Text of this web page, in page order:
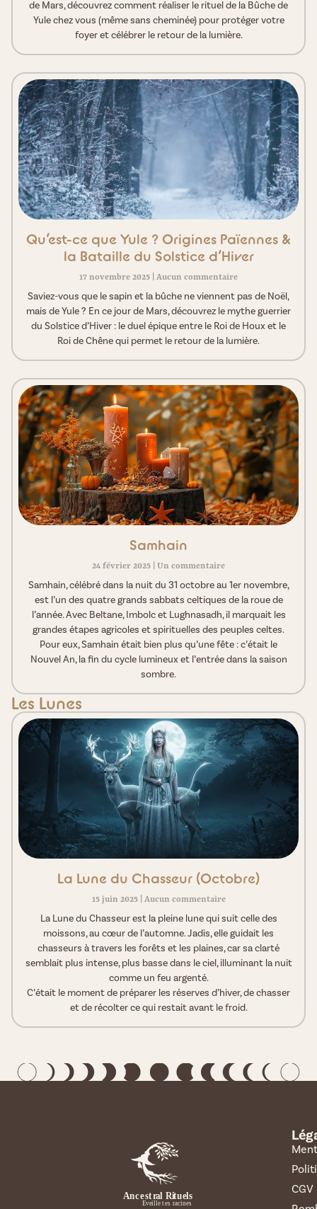
de Mars, découvrez comment réaliser le rituel de la Bûche de
Yule chez vous (même sans cheminée) pour protéger votre
foyer et célébrer le retour de la lumière.
Qu’est-ce que Yule ? Origines Païennes &
la Bataille du Solstice d’Hiver
17 novembre 2025 Aucun commentaire
Saviez-vous que le sapin et la bûche ne viennent pas de Noël,
mais de Yule ? En ce jour de Mars, découvrez le mythe guerrier
du Solstice d’Hiver : le duel épique entre le Roi de Houx et le
Roi de Chêne qui permet le retour de la lumière.
Samhain
24 février 2025 Un commentaire
Samhain, célébré dans la nuit du 31 octobre au 1er novembre,
est l’un des quatre grands sabbats celtiques de la roue de
l’année. Avec Beltane, Imbolc et Lughnasadh, il marquait les
grandes étapes agricoles et spirituelles des peuples celtes.
Pour eux, Samhain était bien plus qu’une fête : c’était le
Nouvel An, la fin du cycle lumineux et l’entrée dans la saison
sombre.
Les Lunes
La Lune du Chasseur (Octobre)
15 juin 2025 Aucun commentaire
La Lune du Chasseur est la pleine lune qui suit celle des
moissons, au cœur de l’automne. Jadis, elle guidait les
chasseurs à travers les forêts et les plaines, car sa clarté
semblait plus intense, plus basse dans le ciel, illuminant la nuit
comme un feu argenté.
C’était le moment de préparer les réserves d’hiver, de chasser
et de récolter ce qui restait avant le froid.
CGV